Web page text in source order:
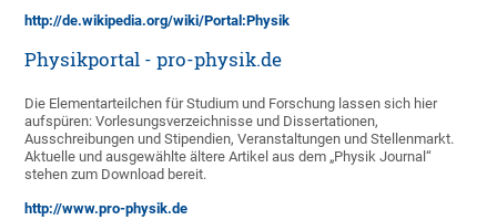
http://de.wikipedia.org/wiki/Portal:Physik
Physikportal - pro-physik.de
Die Elementarteilchen für Studium und Forschung lassen sich hier
aufspüren: Vorlesungsverzeichnisse und Dissertationen,
Ausschreibungen und Stipendien, Veranstaltungen und Stellenmarkt.
Aktuelle und ausgewählte ältere Artikel aus dem „Physik Journal“
stehen zum Download bereit.
http://www.pro-physik.de